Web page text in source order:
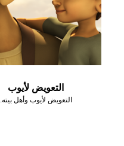
التعويض لأيوب
التعويض لأيوب وأهل بيته.